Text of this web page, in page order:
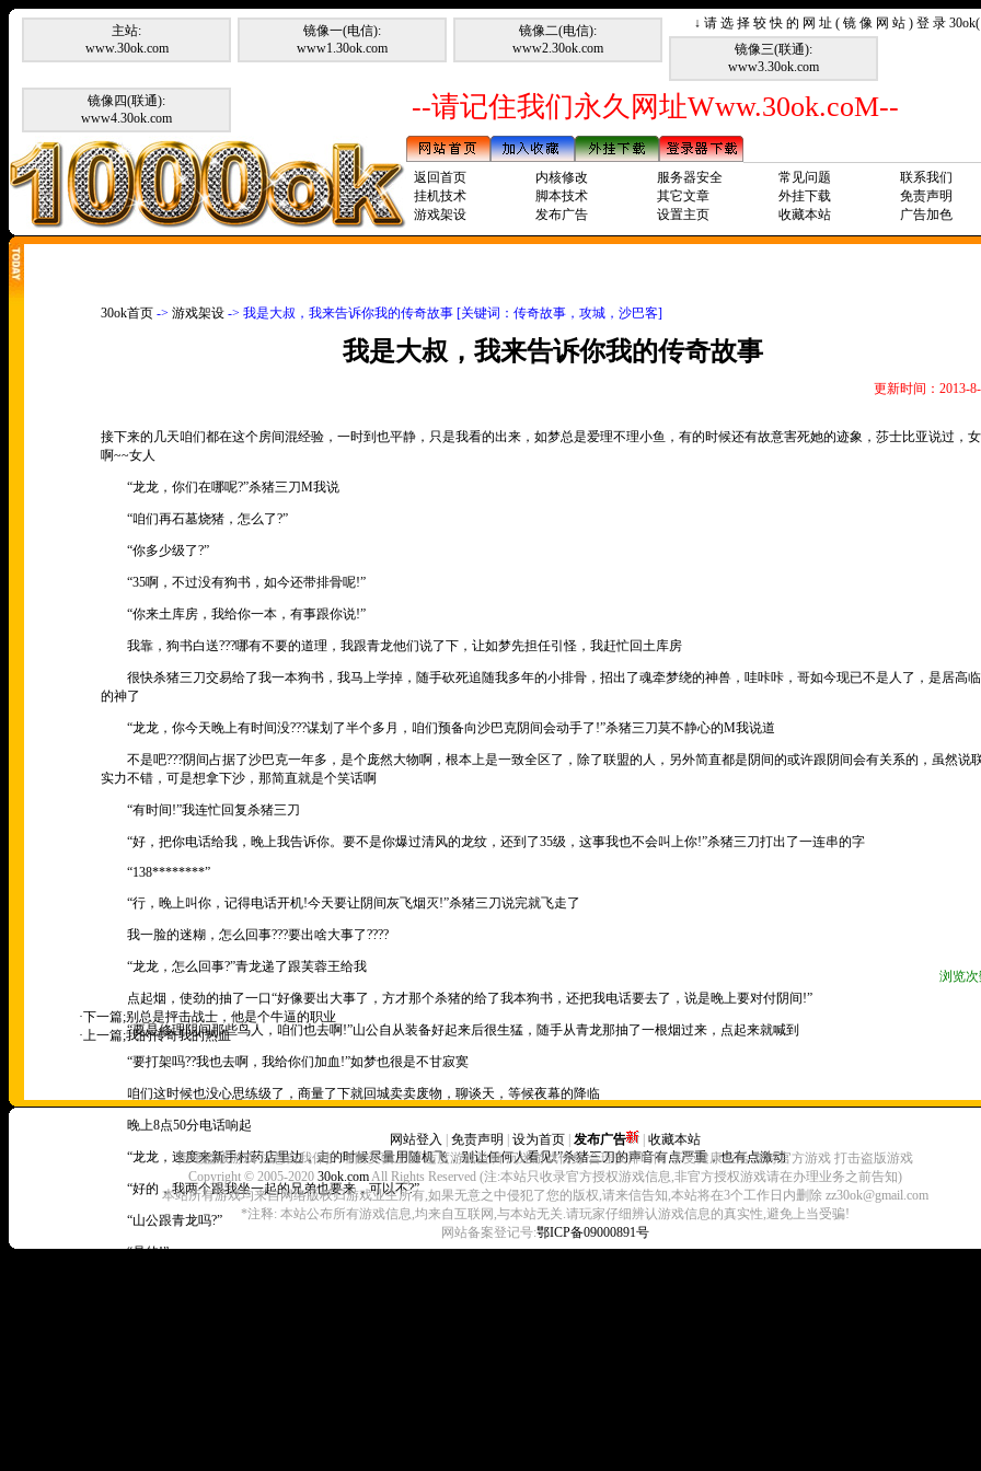
↓ 请 选 择 较 快 的 网 址 ( 镜 像 网 站 ) 登 录
主站:
www.30ok.com
镜像一(电信):
www1.30ok.com
镜像二(电信):
www2.30ok.com
镜像三(联通):
www3.30ok.com
镜像四(联通):
www4.30ok.com
--请记住我们永久网址Www.30ok.coM--
返回首页 内核修改 服务器安全 常见问题
联系我们
挂机技术
脚本技术 其它文章 外挂下载
免责声明
游戏架设
发布广告 设置主页 收藏本站 广告加色
30ok首页 -> 游戏架设 -> 我是大叔，我来告诉你我的传奇故事 [关键词：传奇故事，攻城，沙巴客]
我是大叔，我来告诉你我的传奇故事
更新时间：2013-
接下来的几天咱们都在这个房间混经验，一时到也平静，只是我看的出来，如梦总是爱理不理小鱼，有的时候还有故意害死她的迹象，莎士比亚说过，
啊~~女人
“龙龙，你们在哪呢?”杀猪三刀M我说
“咱们再石墓烧猪，怎么了?”
“你多少级了?”
“35啊，不过没有狗书，如今还带排骨呢!”
“你来土库房，我给你一本，有事跟你说!”
我靠，狗书白送???哪有不要的道理，我跟青龙他们说了下，让如梦先担任引怪，我赶忙回土库房
很快杀猪三刀交易给了我一本狗书，我马上学掉，随手砍死追随我多年的小排骨，招出了魂牵梦绕的神兽，哇咔咔，哥如今现已不是人了，是居高
的神了
“龙龙，你今天晚上有时间没???谋划了半个多月，咱们预备向沙巴克阴间会动手了!”杀猪三刀莫不静心的M我说道
不是吧???阴间占据了沙巴克一年多，是个庞然大物啊，根本上是一致全区了，除了联盟的人，另外简直都是阴间的或许跟阴间会有关系的，虽然说
实力不错，可是想拿下沙，那简直就是个笑话啊
“有时间!”我连忙回复杀猪三刀
“好，把你电话给我，晚上我告诉你。要不是你爆过清风的龙纹，还到了35级，这事我也不会叫上你!”杀猪三刀打出了一连串的字
“138********”
“行，晚上叫你，记得电话开机!今天要让阴间灰飞烟灭!”杀猪三刀说完就飞走了
我一脸的迷糊，怎么回事???要出啥大事了????
“龙龙，怎么回事?”青龙递了跟芙蓉王给我
点起烟，使劲的抽了一口“好像要出大事了，方才那个杀猪的给了我本狗书，还把我电话要去了，说是晚上要对付阴间!”
“要是修理阴间那些鸟人，咱们也去啊!”山公自从装备好起来后很生猛，随手从青龙那抽了一根烟过来，点起来就喊到
“要打架吗??我也去啊，我给你们加血!”如梦也很是不甘寂寞
咱们这时候也没心思练级了，商量了下就回城卖卖废物，聊谈天，等候夜幕的降临
晚上8点50分电话响起
“龙龙，速度来新手村药店里边，走的时候尽量用随机飞，别让任何人看见!”杀猪三刀的声音有点严重，也有点激动
“好的，我两个跟我坐一起的兄弟也要来，可以不?”
“山公跟青龙吗?”
“是的!”
浏览
·下一篇;别总是抨击战士，他是个牛逼的职业
·上一篇;我的传奇我的热血
网站登入 免责声明 设为首页 发布广告
收藏本站
拒绝盗版游戏 注意自我保护 谨防受骗上当 适度游戏益脑 沉迷游戏伤身 合理安排时间 享受健康生活 支持官方游戏 打击盗版游戏
Copyright © 2005-2020 30ok.comAll Rights Reserved (注:本站只收录官方授权游戏信息,非官方授权游戏请在办理业务之前告知)
本站所有游戏均来自网络版权归游戏业主所有,如果无意之中侵犯了您的版权,请来信告知,本站将在3个工作日内删除 zz30ok@gmail.com
*注释: 本站公布所有游戏信息,均来自互联网,与本站无关.请玩家仔细辨认游戏信息的真实性,避免上当受骗!
网站备案登记号:鄂ICP备09000891号